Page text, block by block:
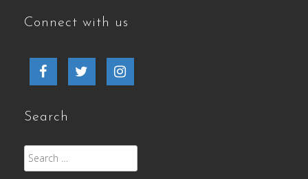
Connect with us
Facebook Twitter
Search
Search
for: